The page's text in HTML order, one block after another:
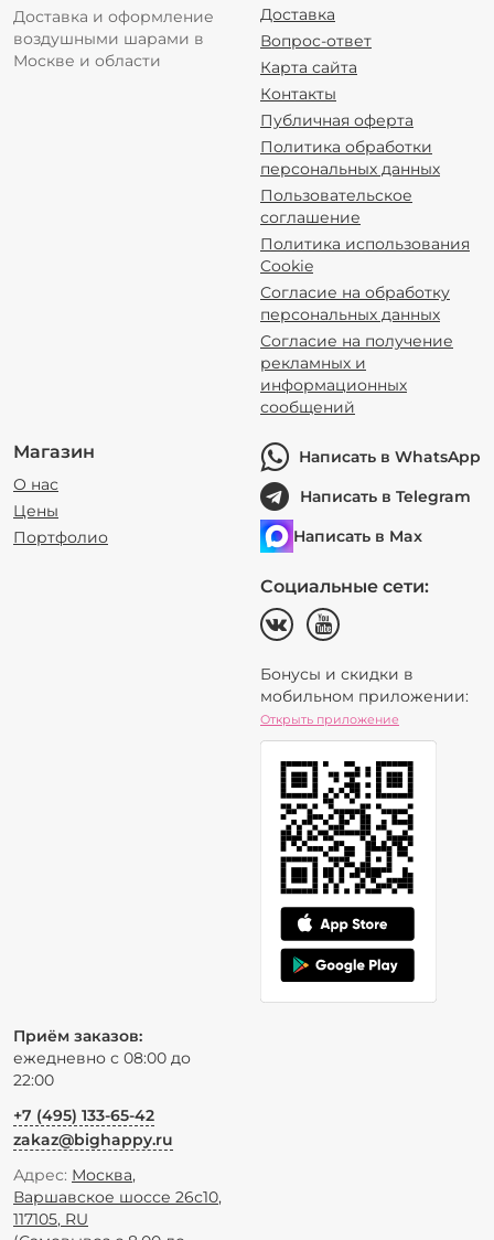
Доставка и оформление
воздушными шарами в
Москве и области
Доставка
Вопрос-ответ
Карта сайта
Контакты
Публичная оферта
Политика обработки
персональных данных
Пользовательское
соглашение
Политика использования
Cookie
Согласие на обработку
персональных данных
Согласие на получение
рекламных и
информационных
сообщений
Магазин
О нас
Цены
Портфолио
Написать в WhatsApp
Написать в Telegram
Написать в Max
Социальные сети:
Бонусы и скидки в
мобильном приложении:
Открыть приложение
Приём заказов:
ежедневно с 08:00 до
22:00
+7 (495) 133-65-42
zakaz@bighappy.ru
Адрес: Москва,
Варшавское шоссе 26с10,
117105, RU